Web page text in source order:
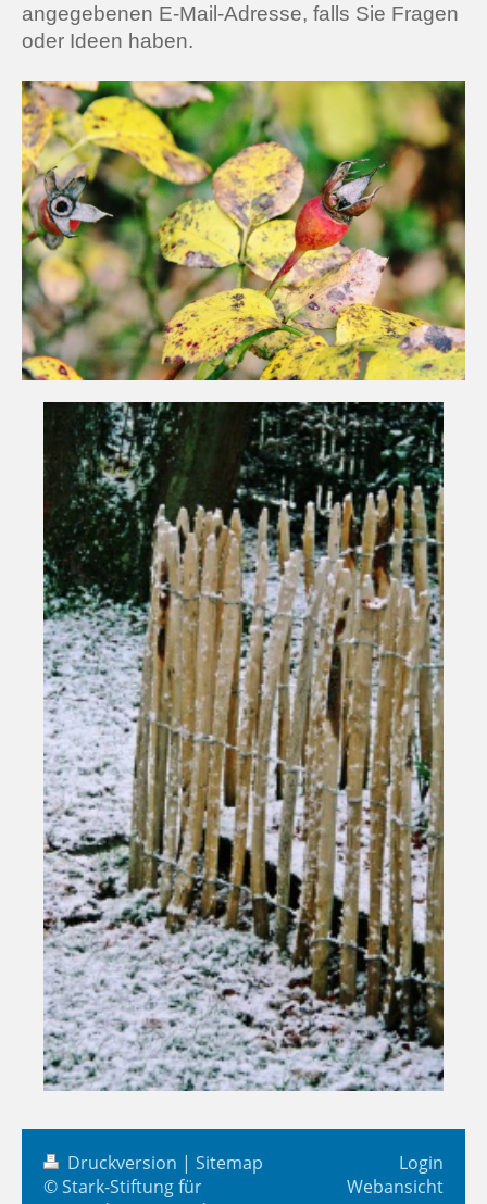
angegebenen E-Mail-Adresse, falls Sie Fragen
oder Ideen haben.
Druckversion | Sitemap
© Stark-Stiftung für
Login
Webansicht